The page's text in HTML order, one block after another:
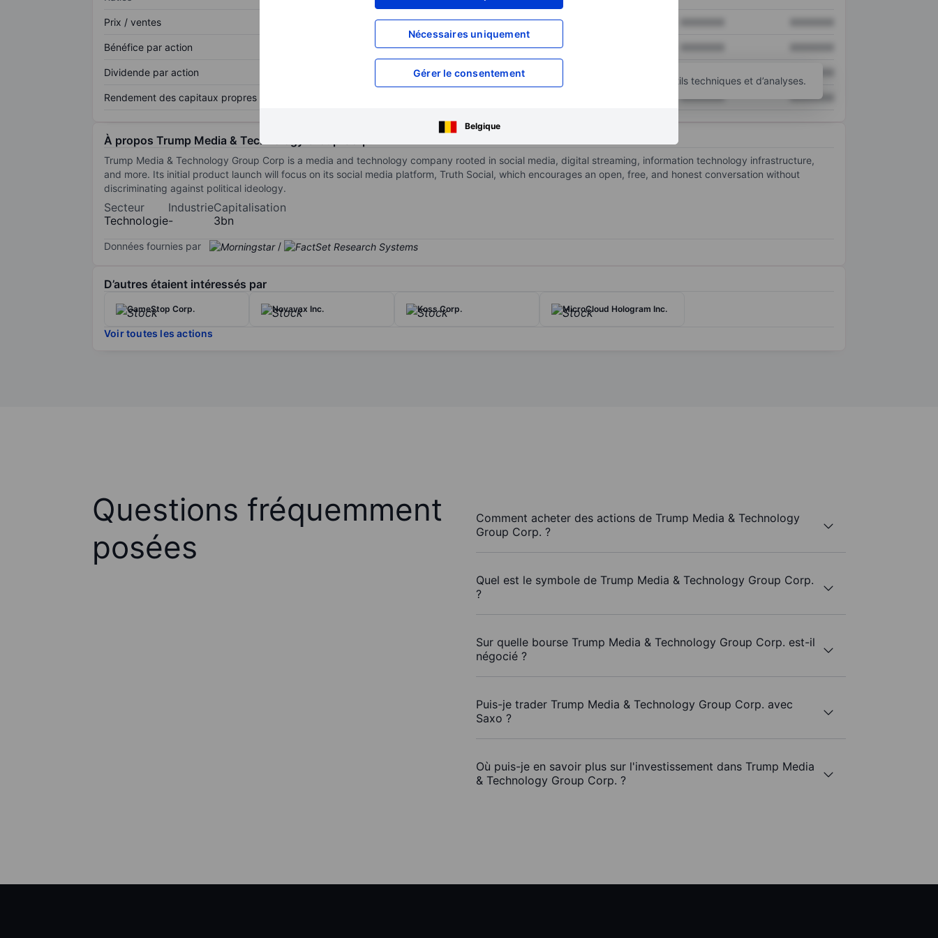
Nécessaires uniquement
Gérer le consentement
Belgique
Prix / ventes XXXXXXX
Bénéfice par action XXXXXXX
Dividende par action XXXXXXX
Rendement des capitaux propres XXXXXXX XXXXXXX
Ouvrir un compte pour accéder à d’autres outils techniques et d’analyses.
À propos Trump Media & Technology Group Corp.
Trump Media & Technology Group Corp is a media and technology company rooted in social media, digital streaming, information technology infrastructure,
and more. Its initial product launch will focus on its social media platform, Truth Social, which encourages an open, free, and honest conversation without
discriminating against political ideology.
Secteur
Technologie
Industrie
-
Capitalisation
3bn
Données fournies par /
D’autres étaient intéressés par
GameStop Corp. Novavax Inc. Koss Corp. MicroCloud Hologram Inc.
Voir toutes les actions
Questions fréquemment
posées
Comment acheter des actions de Trump Media & Technology
Group Corp. ?
Quel est le symbole de Trump Media & Technology Group Corp.
?
Sur quelle bourse Trump Media & Technology Group Corp. est-il
négocié ?
Puis-je trader Trump Media & Technology Group Corp. avec
Saxo ?
Où puis-je en savoir plus sur l'investissement dans Trump Media
& Technology Group Corp. ?